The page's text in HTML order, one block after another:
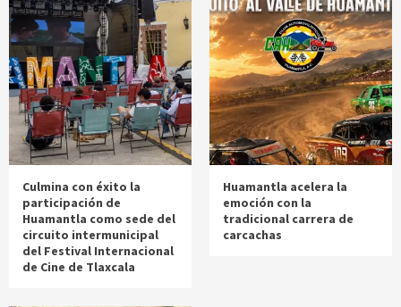
Culmina con éxito la
participación de
Huamantla como sede del
circuito intermunicipal
del Festival Internacional
de Cine de Tlaxcala
Huamantla acelera la
emoción con la
tradicional carrera de
carcachas